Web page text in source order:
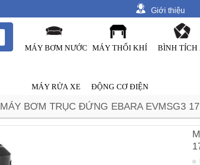
Giới thiệu
MÁY BƠM NƯỚC MÁY THỔI KHÍ BÌNH TÍCH
MÁY RỬA XE ĐỘNG CƠ ĐIỆN
MÁY BƠM TRỤC ĐỨNG EBARA EVMSG3